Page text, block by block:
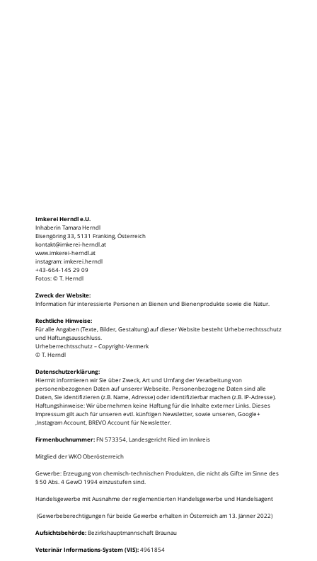
Imkerei Herndl e.U.
Inhaberin Tamara Herndl
Eisengöring 33, 5131 Franking, Österreich
kontakt@imkerei-herndl.at
www.imkerei-herndl.at
instagram: imkerei.herndl
+43-664-145 29 09
Fotos: © T. Herndl
Zweck der Website:
Information für interessierte Personen an Bienen und Bienenprodukte sowie die Natur.
Rechtliche Hinweise:
Für alle Angaben (Texte, Bilder, Gestaltung) auf dieser Website besteht Urheberrechtsschutz
und Haftungsausschluss.
Urheberrechtsschutz – Copyright-Vermerk
© T. Herndl
Datenschutzerklärung:
Hiermit informieren wir Sie über Zweck, Art und Umfang der Verarbeitung von
personenbezogenen Daten auf unserer Webseite. Personenbezogene Daten sind alle
Daten, Sie identifizieren (z.B. Name, Adresse) oder identifizierbar machen (z.B. IP-Adresse).
Haftungshinweise: Wir übernehmen keine Haftung für die Inhalte externer Links. Dieses
Impressum gilt auch für unseren evtl. künftigen Newsletter, sowie unseren, Google+
,Instagram Account, BREVO Account für Newsletter.
Firmenbuchnummer:FN 573354, Landesgericht Ried im Innkreis
Mitglied der WKO Oberösterreich
Gewerbe: Erzeugung von chemisch-technischen Produkten, die nicht als Gifte im Sinne des
§ 50 Abs. 4 GewO 1994 einzustufen sind.
Handelsgewerbe mit Ausnahme der reglementierten Handelsgewerbe und Handelsagent
(Gewerbeberechtigungen für beide Gewerbe erhalten in Österreich am 13. Jänner 2022)
Aufsichtsbehörde:Bezirkshauptmannschaft Braunau
Veterinär Informations-System (VIS):4961854